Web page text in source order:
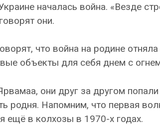
началась война. «Везде
они.
что война на родине
объекты для себя днем с
они друг за другом
родня. Напомним, что первая
ещё в колхозы в 1970-х годах.